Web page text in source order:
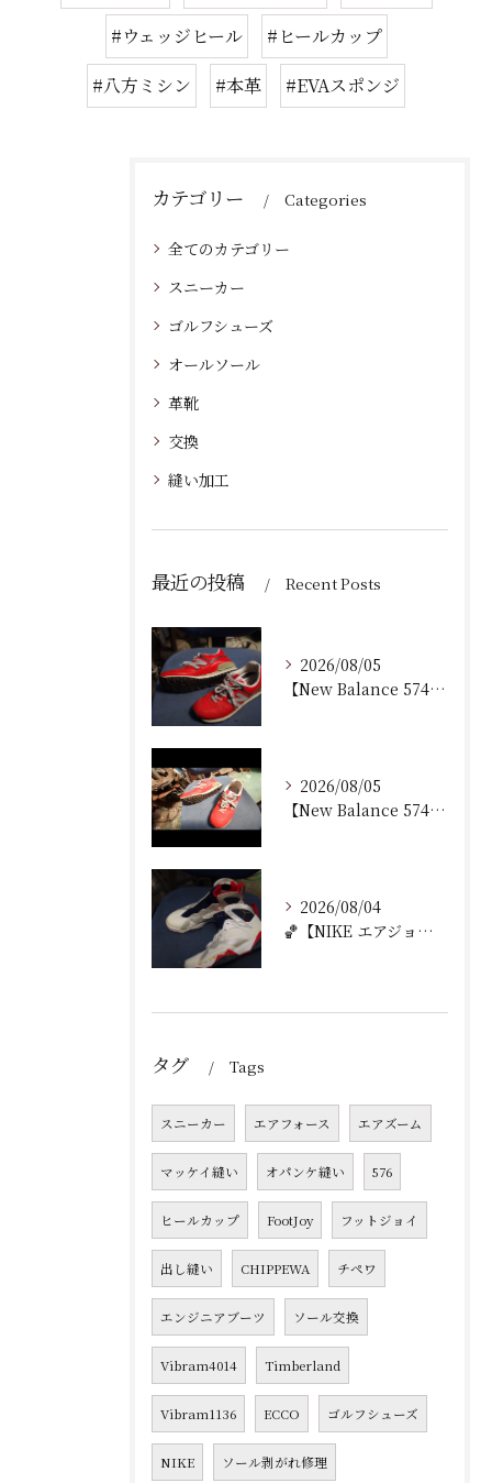
#ウェッジヒール
#ヒールカップ
#八方ミシン
#本革 #EVAスポンジ
カテゴリー Categories
全てのカテゴリー
スニーカー
ゴルフシューズ
オールソール
革靴
交換
縫い加工
最近の投稿 Recent Posts
2026/08/05
【New Balance 574 修理｜加水分解したウェッジ...
2026/08/05
【New Balance 574 修理｜ウェッジヒール加水分...
2026/08/04
🏀【NIKE エアジョーダン7 加水分解修理｜ミッドソール交...
タグ Tags
スニーカー エアフォース エアズーム
マッケイ縫い オパンケ縫い 576
ヒールカップ FootJoy フットジョイ
出し縫い CHIPPEWA チペワ
エンジニアブーツ ソール交換
Vibram4014 Timberland
Vibram1136 ECCO ゴルフシューズ
NIKE ソール剥がれ修理